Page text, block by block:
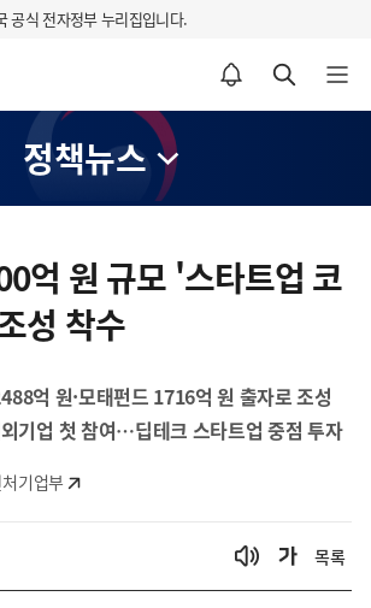
공식 전자정부 누리집입니다.
알림설정 바로가기 검색 바로가기 메뉴 열기
정책뉴스
억 원 규모 '스타트업 코
성 착수
억 원·모태펀드 1716억 원 출자로 조성
기업 첫 참여…딥테크 스타트업 중점 투자
기업부
목록